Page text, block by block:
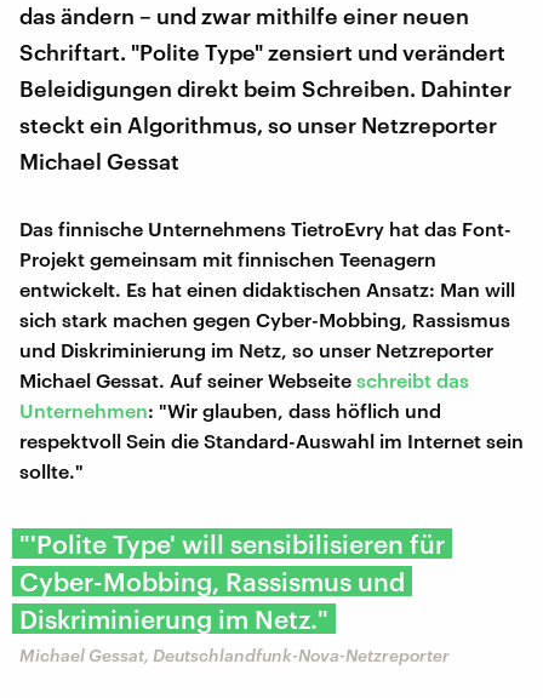
das ändern – und zwar mithilfe einer neuen
Schriftart. "Polite Type" zensiert und verändert
Beleidigungen direkt beim Schreiben. Dahinter
steckt ein Algorithmus, so unser Netzreporter
Michael Gessat
Das finnische Unternehmens TietroEvry hat das Font-
Projekt gemeinsam mit finnischen Teenagern
entwickelt. Es hat einen didaktischen Ansatz: Man will
sich stark machen gegen Cyber-Mobbing, Rassismus
und Diskriminierung im Netz, so unser Netzreporter
Michael Gessat. Auf seiner Webseite schreibt das
Unternehmen: "Wir glauben, dass höflich und
respektvoll Sein die Standard-Auswahl im Internet sein
sollte."
"'Polite Type' will sensibilisieren für
Cyber-Mobbing, Rassismus und
Diskriminierung im Netz."
Michael Gessat, Deutschlandfunk-Nova-Netzreporter